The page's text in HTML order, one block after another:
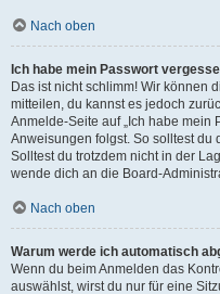
Nach oben
Ich habe mein Passwort
Das ist nicht schlimm! Wir können
mitteilen, du kannst es jedoch
Anmelde-Seite auf „Ich habe mein
Anweisungen folgst. So solltest
Solltest du trotzdem nicht in der
wende dich an die Board-
Nach oben
Warum werde ich automatisch
Wenn du beim Anmelden das
auswählst, wirst du nur für eine